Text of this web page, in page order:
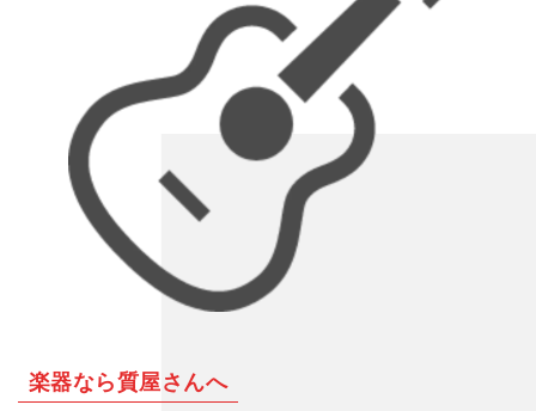
楽器なら質屋さんへ